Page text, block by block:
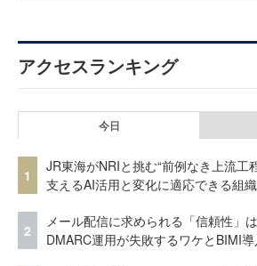
アクセスランキング
今日
1
JR東海がNRIと挑む“前例なき上流
支えるAI活用と変化に適応できる組
2
メール配信に求められる「信頼性」
DMARC運用が失敗するワケとBIMI